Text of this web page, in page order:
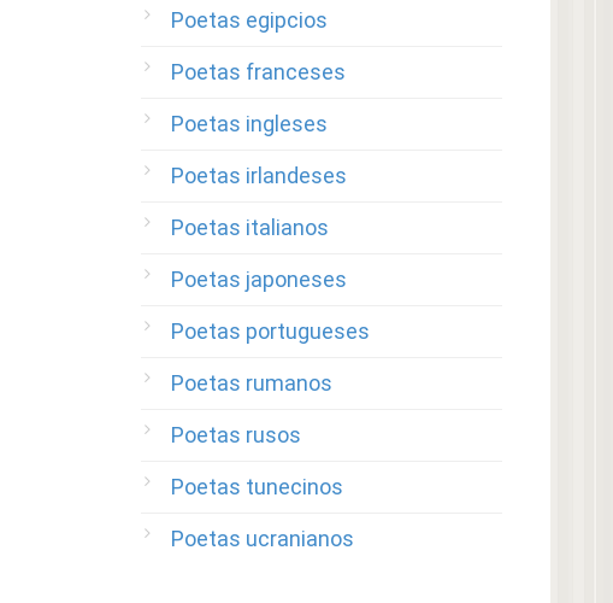
Poetas egipcios
Poetas franceses
Poetas ingleses
Poetas irlandeses
Poetas italianos
Poetas japoneses
Poetas portugueses
Poetas rumanos
Poetas rusos
Poetas tunecinos
Poetas ucranianos